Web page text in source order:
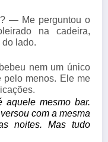
— Me perguntou o
na cadeira,
lado.
nem um único
pelo menos. Ele me
aquele mesmo bar.
com a mesma
noites. Mas tudo